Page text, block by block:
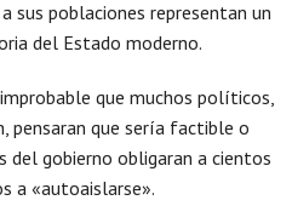
sus poblaciones representan un
del Estado moderno.
que muchos políticos,
pensaran que sería factible o
del gobierno obligaran a cientos
a «autoaislarse».